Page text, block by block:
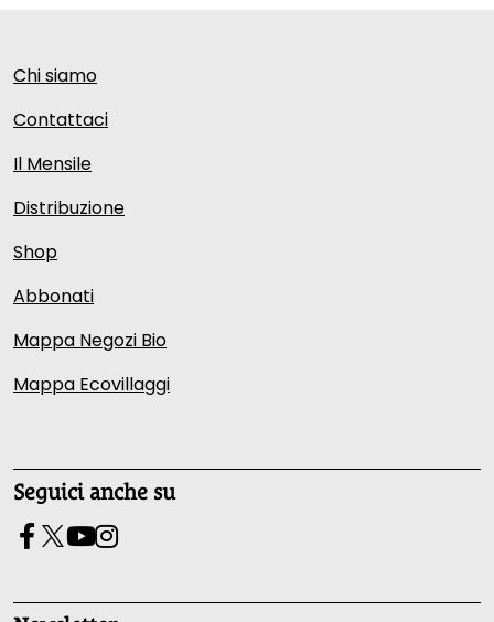
Chi siamo
Contattaci
Il Mensile
Distribuzione
Shop
Abbonati
Mappa Negozi Bio
Mappa Ecovillaggi
Seguici anche su